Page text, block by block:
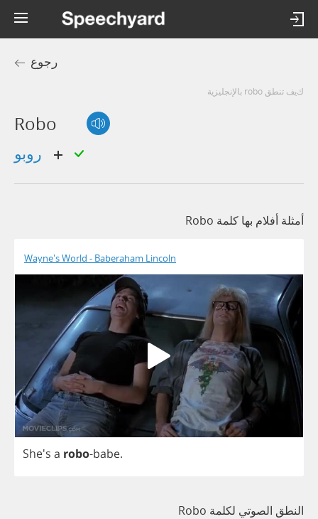
رجوع
كيف تنطق robo بالإنجليزية
Robo
أمثلة أفلام بها كلمة Robo
Wayne's World - Baberaham Lincoln
She's a robo-babe.
النطق الصوتي لكلمة Robo